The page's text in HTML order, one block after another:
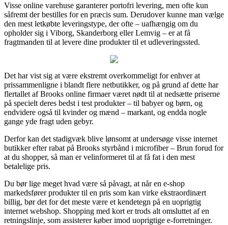
Visse online varehuse garanterer portofri levering, men ofte kun
såfremt der bestilles for en præcis sum. Derudover kunne man vælge
den mest letkøbte leveringstype, der ofte – uafhængig om du
opholder sig i Viborg, Skanderborg eller Lemvig – er at få
fragtmanden til at levere dine produkter til et udleveringssted.
Det har vist sig at være ekstremt overkommeligt for enhver at
prissammenligne i blandt flere netbutikker, og på grund af dette har
flertallet af Brooks online firmaer været nødt til at nedsætte priserne
på specielt deres bedst i test produkter – til babyer og børn, og
endvidere også til kvinder og mænd – markant, og endda nogle
gange yde fragt uden gebyr.
Derfor kan det stadigvæk blive lønsomt at undersøge visse internet
butikker efter rabat på Brooks styrbånd i microfiber – Brun forud for
at du shopper, så man er velinformeret til at få fat i den mest
betalelige pris.
Du bør lige meget hvad være så påvagt, at når en e-shop
markedsfører produkter til en pris som kan virke ekstraordinært
billig, bør det for det meste være et kendetegn på en uoprigtig
internet webshop. Shopping med kort er trods alt omsluttet af en
retningslinje, som assisterer køber imod uoprigtige e-forretninger.